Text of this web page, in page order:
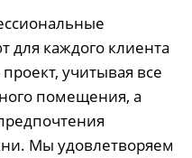
для каждого клиента
учитывая все
помещения, а
Мы удовлетворяем